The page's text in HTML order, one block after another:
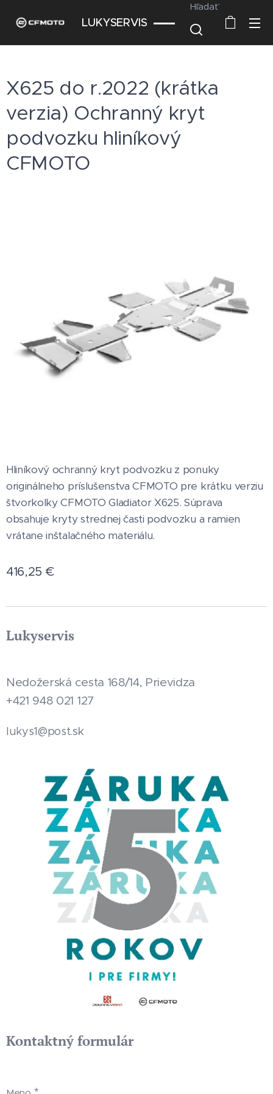
LUKYSERVIS
Hľadať
X625 do r.2022 (krátka
verzia) Ochranný kryt
podvozku hliníkový
CFMOTO
Hliníkový ochranný kryt podvozku z ponuky
originálneho príslušenstva CFMOTO pre krátku verziu
štvorkolky CFMOTO Gladiator X625. Súprava
obsahuje kryty strednej časti podvozku a ramien
vrátane inštalačného materiálu.
416,25 €
Lukyservis
Nedožerská cesta 168/14, Prievidza
+421 948 021 127
lukys1@post.sk
Kontaktný formulár